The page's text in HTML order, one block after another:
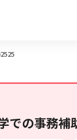
ません。
での事務